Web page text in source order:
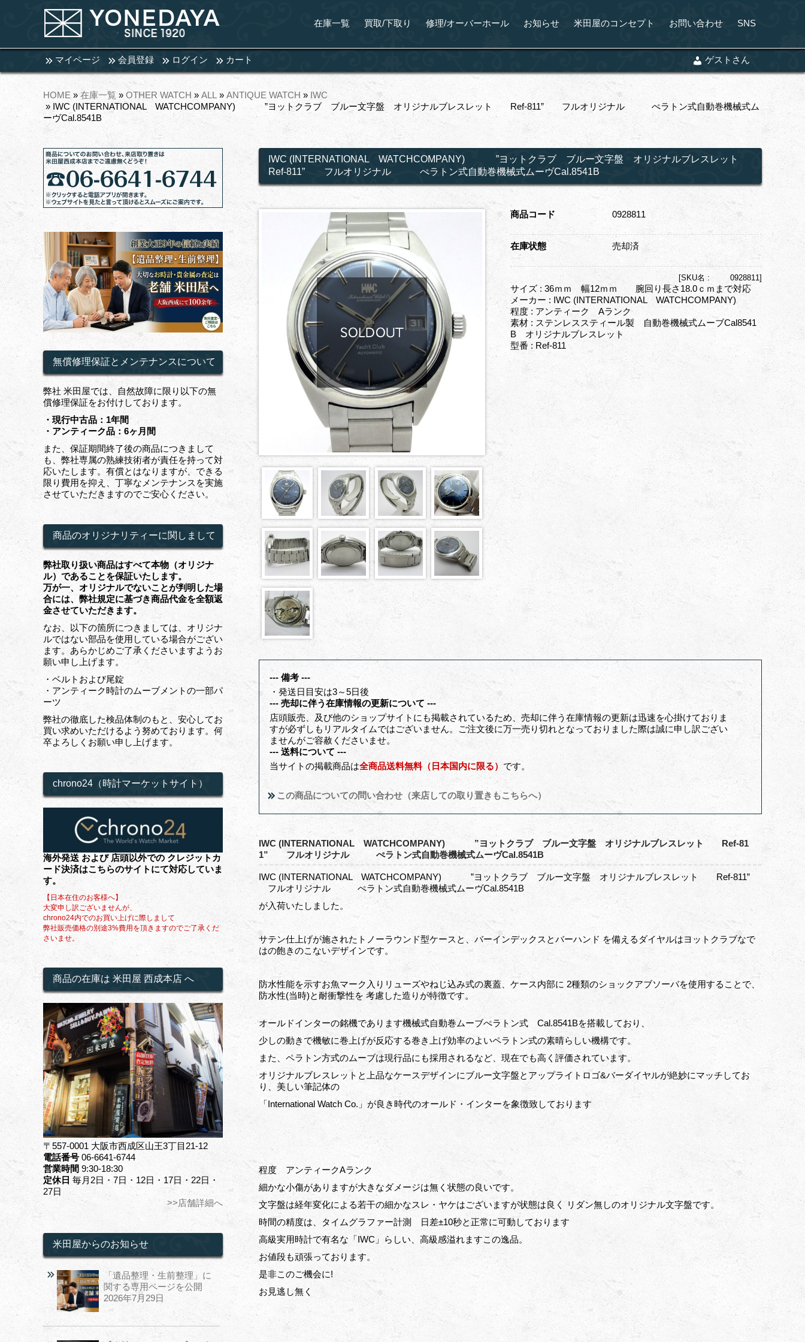
在庫一覧 買取/下取り 修理/オーバーホール お知らせ 米田屋のコンセプト お問い合わせ SNS
マイページ 会員登録 ログイン カート ゲストさん
HOME » 在庫一覧 » OTHER WATCH » ALL » ANTIQUE WATCH » IWC
» IWC (INTERNATIONAL WATCHCOMPANY) ”ヨットクラブ ブルー文字盤 オリジナルブレスレット Ref-811” フルオリジナル ぺラトン式自動巻機械式ム
ーヴCal.8541B
IWC (INTERNATIONAL WATCHCOMPANY) ”ヨットクラブ ブルー文字盤 オリジナルブレスレット
Ref-811” フルオリジナル ぺラトン式自動巻機械式ムーヴCal.8541B
商品コード 0928811
在庫状態 売却済
[SKU名 : 0928811]
サイズ : 36ｍｍ 幅12ｍｍ 腕回り長さ18.0ｃｍまで対応
メーカー : IWC (INTERNATIONAL WATCHCOMPANY)
程度 : アンティーク Aランク
素材 : ステンレススティール製 自動巻機械式ムーブCal8541
B オリジナルブレスレット
型番 : Ref-811
--- 備考 ---
・発送日目安は3～5日後
--- 売却に伴う在庫情報の更新について ---
店頭販売、及び他のショップサイトにも掲載されているため、売却に伴う在庫情報の更新は迅速を心掛けておりま
すが必ずしもリアルタイムではございません。ご注文後に万一売り切れとなっておりました際は誠に申し訳ござい
ませんがご容赦くださいませ。
--- 送料について ---
当サイトの掲載商品は全商品送料無料（日本国内に限る） です。
この商品についての問い合わせ（来店しての取り置きもこちらへ）
IWC (INTERNATIONAL WATCHCOMPANY) ”ヨットクラブ ブルー文字盤 オリジナルブレスレット Ref-81
1” フルオリジナル ぺラトン式自動巻機械式ムーヴCal.8541B
IWC (INTERNATIONAL WATCHCOMPANY) ”ヨットクラブ ブルー文字盤 オリジナルブレスレット Ref-811”
フルオリジナル ぺラトン式自動巻機械式ムーヴCal.8541B
が入荷いたしました。
サテン仕上げが施されたトノーラウンド型ケースと、バーインデックスとバーハンド を備えるダイヤルはヨットクラブなで
はの飽きのこないデザインです。
防水性能を示すお魚マーク入りリューズやねじ込み式の裏蓋、ケース内部に 2種類のショックアブソーバを使用することで、
防水性(当時)と耐衝撃性を 考慮した造りが特徴です。
オールドインターの銘機であります機械式自動巻ムーブぺラトン式 Cal.8541Bを搭載しており、
少しの動きで機敏に巻上げが反応する巻き上げ効率のよいペラトン式の素晴らしい機構です。
また、ペラトン方式のムーブは現行品にも採用されるなど、現在でも高く評価されています。
オリジナルブレスレットと上品なケースデザインにブルー文字盤とアップライトロゴ&バーダイヤルが絶妙にマッチしてお
り、美しい筆記体の
「International Watch Co.」が良き時代のオールド・インターを象徴致しております
程度 アンティークAランク
細かな小傷がありますが大きなダメージは無く状態の良いです。
文字盤は経年変化による若干の細かなスレ・ヤケはございますが状態は良く リダン無しのオリジナル文字盤です。
時間の精度は、タイムグラファー計測 日差±10秒と正常に可動しております
高級実用時計で有名な「IWC」らしい、高級感溢れますこの逸品。
お値段も頑張っております。
是非このご機会に!
お見逃し無く
無償修理保証とメンテナンスについて
弊社 米田屋では、自然故障に限り以下の無
償修理保証をお付けしております。
・現行中古品：1年間
・アンティーク品：6ヶ月間
また、保証期間終了後の商品につきまして
も、弊社専属の熟練技術者が責任を持って対
応いたします。有償とはなりますが、できる
限り費用を抑え、丁寧なメンテナンスを実施
させていただきますのでご安心ください。
商品のオリジナリティーに関しまして
弊社取り扱い商品はすべて本物（オリジナ
ル）であることを保証いたします。
万が一、オリジナルでないことが判明した場
合には、弊社規定に基づき商品代金を全額返
金させていただきます。
なお、以下の箇所につきましては、オリジナ
ルではない部品を使用している場合がござい
ます。あらかじめご了承くださいますようお
願い申し上げます。
・ベルトおよび尾錠
・アンティーク時計のムーブメントの一部パ
ーツ
弊社の徹底した検品体制のもと、安心してお
買い求めいただけるよう努めております。何
卒よろしくお願い申し上げます。
chrono24（時計マーケットサイト）
海外発送 および 店頭以外での クレジットカ
ード決済はこちらのサイトにて対応していま
す。
【日本在住のお客様へ】
大変申し訳ございませんが、
chrono24内でのお買い上げに際しまして
弊社販売価格の別途3%費用を頂きますのでご了承くだ
さいませ。
商品の在庫は 米田屋 西成本店 へ
〒557-0001 大阪市西成区山王3丁目21-12
電話番号 06-6641-6744
営業時間 9:30-18:30
定休日 毎月2日・7日・12日・17日・22日・
27日
>>店舗詳細へ
米田屋からのお知らせ
「遺品整理・生前整理」に
関する専用ページを公開
2026年7月29日